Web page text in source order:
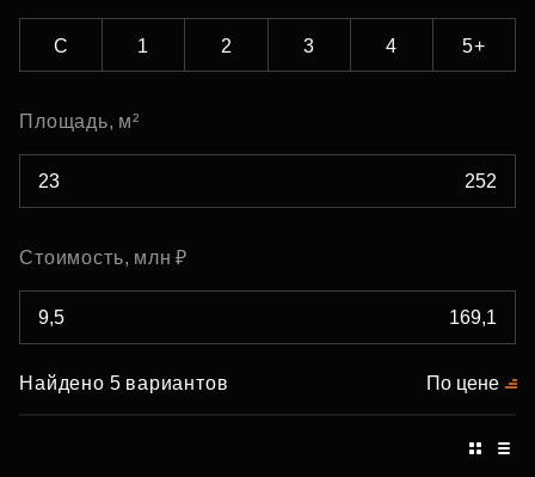
С 1 2 3 4 5+
Площадь, м²
Стоимость, млн ₽
Найдено 5 вариантов По цене